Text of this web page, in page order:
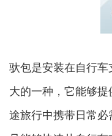
驮包是安装在自行
大的一种，它能够
途旅行中携带日常